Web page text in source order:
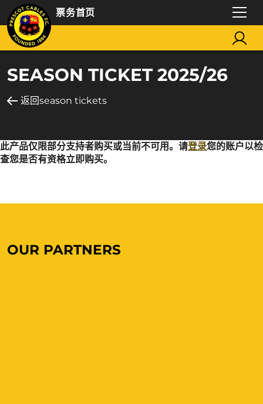
票务首页
SEASON TICKET 2025/26
返回season tickets
此产品仅限部分支持者购买或当前不可用。请登录您的账户以检
查您是否有资格立即购买。
OUR PARTNERS